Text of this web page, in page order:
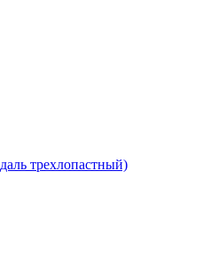
трехлопастный)